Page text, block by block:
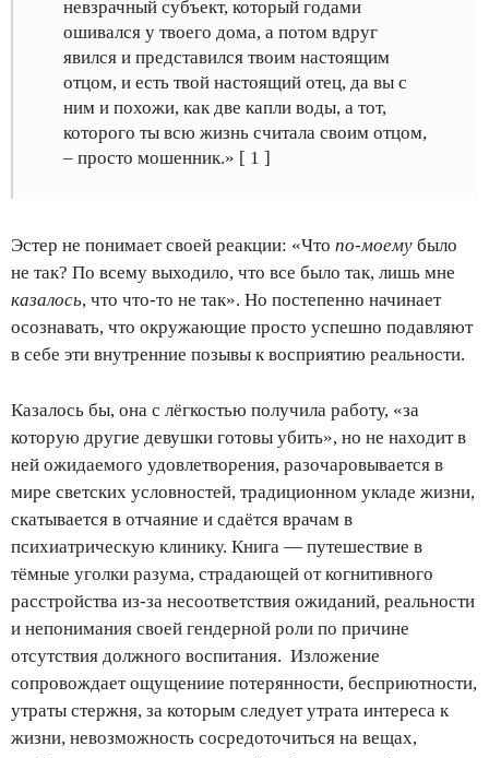
невзрачный субъект, который годами
ошивался у твоего дома, а потом вдруг
явился и представился твоим настоящим
отцом, и есть твой настоящий отец, да вы с
ним и похожи, как две капли воды, а тот,
которого ты всю жизнь считала своим отцом,
– просто мошенник.» [ 1 ]
Эстер не понимает своей реакции: «Что по-моему было
не так? По всему выходило, что все было так, лишь мне
казалось, что что-то не так». Но постепенно начинает
осознавать, что окружающие просто успешно подавляют
в себе эти внутренние позывы к восприятию реальности.
Казалось бы, она с лёгкостью получила работу, «за
которую другие девушки готовы убить», но не находит в
ней ожидаемого удовлетворения, разочаровывается в
мире светских условностей, традиционном укладе жизни,
скатывается в отчаяние и сдаётся врачам в
психиатрическую клинику. Книга — путешествие в
тёмные уголки разума, страдающей от когнитивного
расстройства из-за несоответствия ожиданий, реальности
и непонимания своей гендерной роли по причине
отсутствия должного воспитания. Изложение
сопровождает ощущениие потерянности, бесприютности,
утраты стержня, за которым следует утрата интереса к
жизни, невозможность сосредоточиться на вещах,